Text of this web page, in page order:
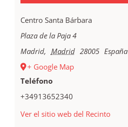
Centro Santa Bárbara
Plaza de la Paja 4
Madrid, Madrid 28005 España
+ Google Map
Teléfono
+34913652340
Ver el sitio web del Recinto